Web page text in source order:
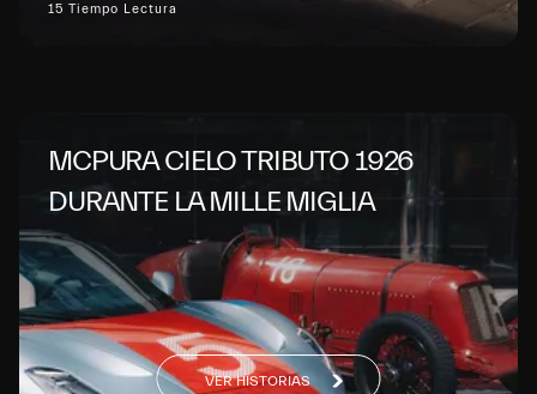
15 Tiempo Lectura
MCPURA CIELO TRIBUTO 1926
DURANTE LA MILLE MIGLIA
VER HISTORIAS